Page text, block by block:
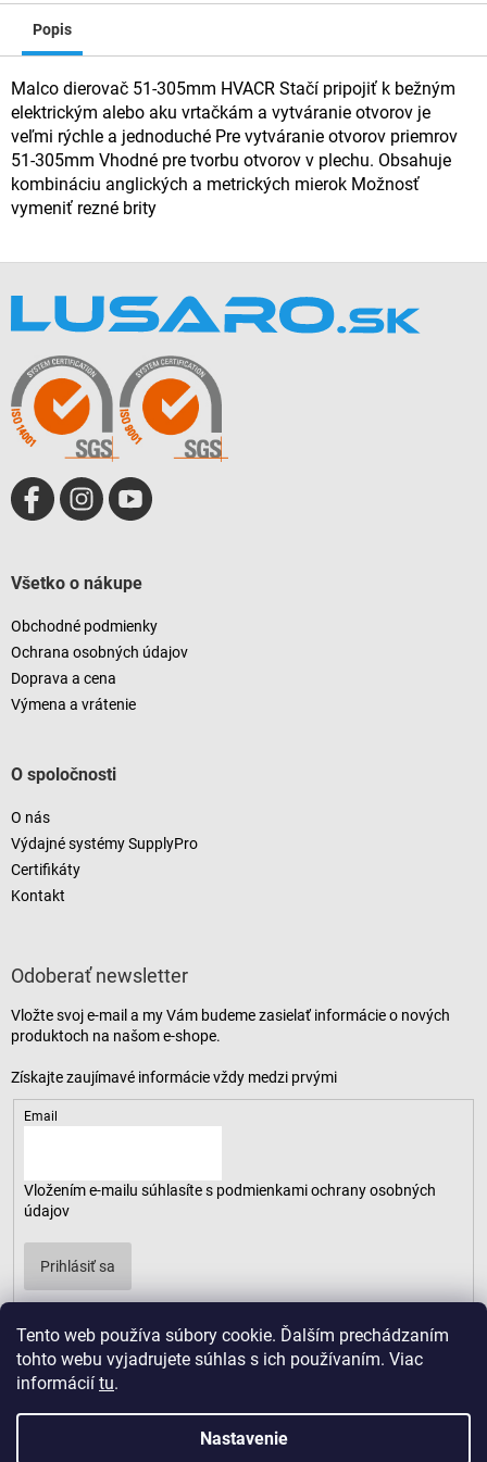
Tento web používa súbory cookie. Ďalším prechádzaním
tohto webu vyjadrujete súhlas s ich používaním. Viac
informácií tu.
Nastavenie
Popis
Malco dierovač 51-305mm HVACR Stačí pripojiť k bežným
elektrickým alebo aku vrtačkám a vytváranie otvorov je
veľmi rýchle a jednoduché Pre vytváranie otvorov priemrov
51-305mm Vhodné pre tvorbu otvorov v plechu. Obsahuje
kombináciu anglických a metrických mierok Možnosť
vymeniť rezné brity
Všetko o nákupe
Obchodné podmienky
Ochrana osobných údajov
Doprava a cena
Výmena a vrátenie
O spoločnosti
O nás
Výdajné systémy SupplyPro
Certifikáty
Kontakt
Odoberať newsletter
Vložte svoj e-mail a my Vám budeme zasielať informácie o nových
produktoch na našom e-shope.
Email
Vložením e-mailu súhlasíte s podmienkami ochrany osobných
údajov
Prihlásiť sa